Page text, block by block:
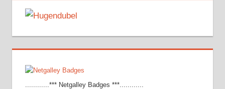
............*** Netgalley Badges ***............